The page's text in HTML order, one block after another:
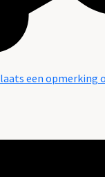
een opmerking